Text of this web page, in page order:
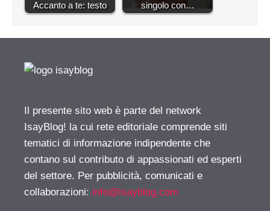
Accanto a te: testo
singolo con…
Il presente sito web è parte del network
IsayBlog! la cui rete editoriale comprende siti
tematici di informazione indipendente che
contano sul contributo di appassionati ed esperti
del settore. Per pubblicità, comunicati e
collaborazioni: info@isayblog.com